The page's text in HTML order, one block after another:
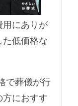
用にありが
た低価格な
で葬儀が行
方におすす